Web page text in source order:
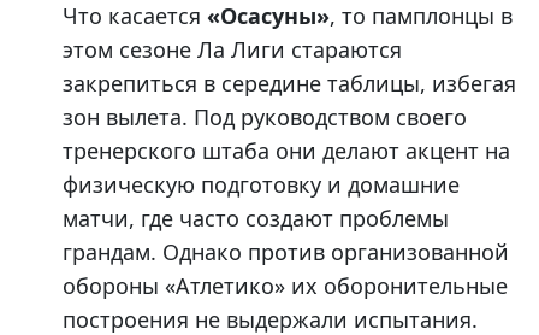
Что касается «Осасуны», то памплонцы в
этом сезоне Ла Лиги стараются
закрепиться в середине таблицы, избегая
зон вылета. Под руководством своего
тренерского штаба они делают акцент на
физическую подготовку и домашние
матчи, где часто создают проблемы
грандам. Однако против организованной
обороны «Атлетико» их оборонительные
построения не выдержали испытания.